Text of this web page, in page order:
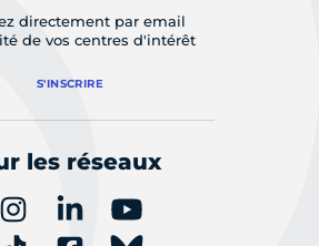
directement par email
de vos centres d'intérêt
S'INSCRIRE
les réseaux